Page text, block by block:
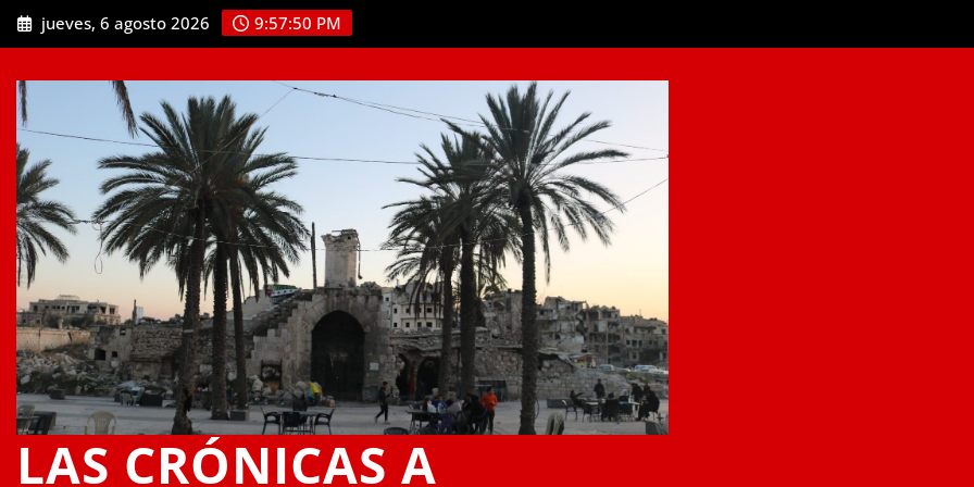
Saltar
al
jueves, 6 agosto 2026 9:57:51 PM
LAS CRÓNICAS A